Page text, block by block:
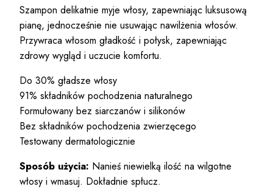
Szampon delikatnie myje włosy, zapewniając luksusową
pianę, jednocześnie nie usuwając nawilżenia włosów.
Przywraca włosom gładkość i połysk, zapewniając
zdrowy wygląd i uczucie komfortu.
Do 30% gładsze włosy
91% składników pochodzenia naturalnego
Formułowany bez siarczanów i silikonów
Bez składników pochodzenia zwierzęcego
Testowany dermatologicznie
Sposób użycia: Nanieś niewielką ilość na wilgotne
włosy i wmasuj. Dokładnie spłucz.